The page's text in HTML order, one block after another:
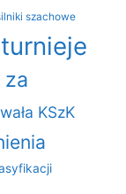
szachowe
turnieje
KSzK